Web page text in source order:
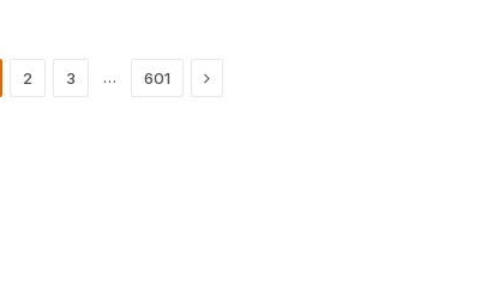
2 3 … 601 Next